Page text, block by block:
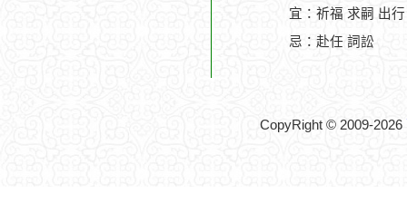
宜：祈福 求嗣 出
忌：赴任 詞訟
CopyRight © 2009-2026